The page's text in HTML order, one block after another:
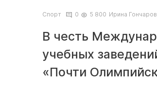
Спорт 0 5 800 Ирина
В честь
учебных
«Почти